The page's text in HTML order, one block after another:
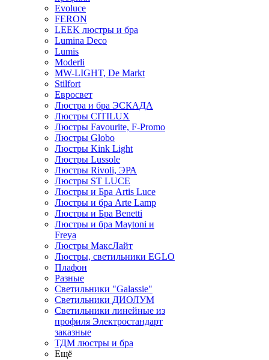
Evoluce
FERON
LEEK люстры и бра
Lumina Deco
Lumis
Moderli
MW-LIGHT, De Markt
Stilfort
Евросвет
Люстра и бра ЭСКАДА
Люстры CITILUX
Люстры Favourite, F-Promo
Люстры Globo
Люстры Kink Light
Люстры Lussole
Люстры Rivoli, ЭРА
Люстры ST LUCE
Люстры и Бра Artis Luce
Люстры и бра Arte Lamp
Люстры и Бра Benetti
Люстры и бра Maytoni и
Freya
Люстры МаксЛайт
Люстры, светильники EGLO
Плафон
Разные
Светильники "Galassie"
Светильники ДИОЛУМ
Светильники линейные из
профиля Электростандарт
заказные
ТДМ люстры и бра
Ещё